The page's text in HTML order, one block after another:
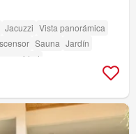
Jacuzzi Vista panorámica
Sauna Jardín